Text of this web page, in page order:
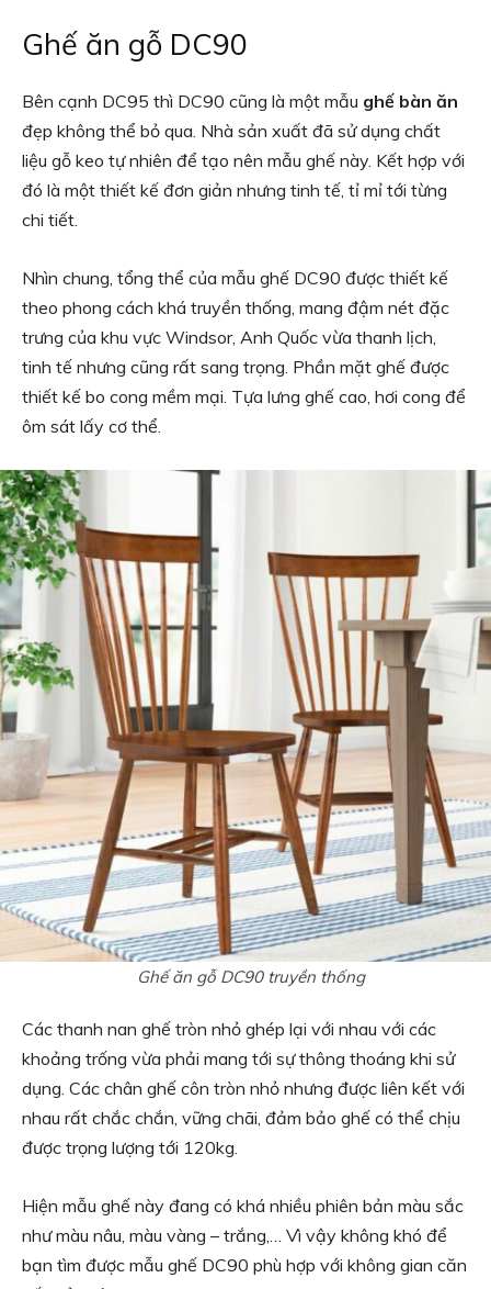
Ghế ăn gỗ DC90
Bên cạnh DC95 thì DC90 cũng là một mẫu ghế bàn ăn
đẹp không thể bỏ qua. Nhà sản xuất đã sử dụng chất
liệu gỗ keo tự nhiên để tạo nên mẫu ghế này. Kết hợp với
đó là một thiết kế đơn giản nhưng tinh tế, tỉ mỉ tới từng
chi tiết.
Nhìn chung, tổng thể của mẫu ghế DC90 được thiết kế
theo phong cách khá truyền thống, mang đậm nét đặc
trưng của khu vực Windsor, Anh Quốc vừa thanh lịch,
tinh tế nhưng cũng rất sang trọng. Phần mặt ghế được
thiết kế bo cong mềm mại. Tựa lưng ghế cao, hơi cong để
ôm sát lấy cơ thể.
Ghế ăn gỗ DC90 truyền thống
Các thanh nan ghế tròn nhỏ ghép lại với nhau với các
khoảng trống vừa phải mang tới sự thông thoáng khi sử
dụng. Các chân ghế côn tròn nhỏ nhưng được liên kết với
nhau rất chắc chắn, vững chãi, đảm bảo ghế có thể chịu
được trọng lượng tới 120kg.
Hiện mẫu ghế này đang có khá nhiều phiên bản màu sắc
như màu nâu, màu vàng – trắng,… Vì vậy không khó để
bạn tìm được mẫu ghế DC90 phù hợp với không gian căn